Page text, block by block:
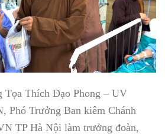
Tọa Thích Đạo Phong – UV
Phó Trưởng Ban kiêm Chánh
TP Hà Nội làm trưởng đoàn,